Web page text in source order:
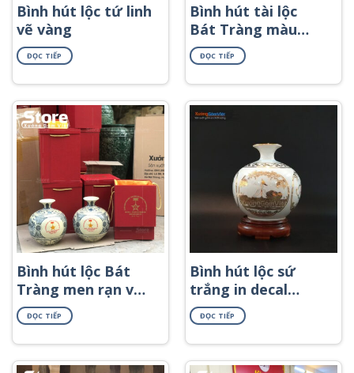
Bình hút lộc tứ linh
vẽ vàng
ĐỌC TIẾP
Bình hút tài lộc
Bát Tràng màu
xanh lá trơn in
logo BHL-65
ĐỌC TIẾP
Bình hút lộc Bát
Tràng men rạn vẽ
cảnh in logo BHL-
51
ĐỌC TIẾP
Bình hút lộc sứ
trắng in decal
vàng
ĐỌC TIẾP